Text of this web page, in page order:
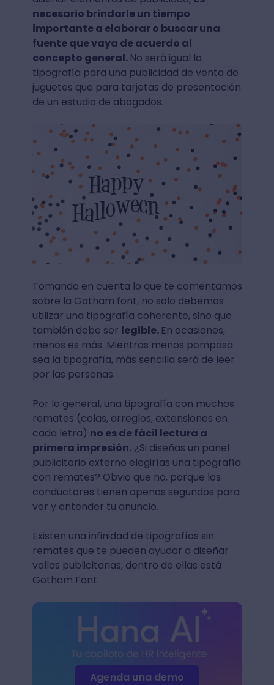
necesario brindarle un tiempo
importante a elaborar o buscar una
fuente que vaya de acuerdo al
concepto general. No será igual la
tipografía para una publicidad de venta de
juguetes que para tarjetas de presentación
de un estudio de abogados.
Tomando en cuenta lo que te comentamos
sobre la Gotham font, no solo debemos
utilizar una tipografía coherente, sino que
también debe ser legible. En ocasiones,
menos es más. Mientras menos pomposa
sea la tipografía, más sencilla será de leer
por las personas.
Por lo general, una tipografía con muchos
remates (colas, arreglos, extensiones en
cada letra) no es de fácil lectura a
primera impresión.¿Si diseñas un panel
publicitario externo elegirías una tipografía
con remates? Obvio que no, porque los
conductores tienen apenas segundos para
ver y entender tu anuncio.
Existen una infinidad de tipografías sin
remates que te pueden ayudar a diseñar
vallas publicitarias, dentro de ellas está
Gotham Font.
Agenda una demo